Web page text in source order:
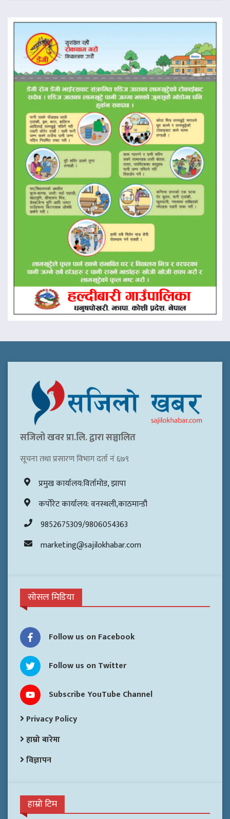
सजिलो खवर प्रा.लि. द्वारा सञ्चालित
सूचना तथा प्रसारण विभाग दर्ता नं ६७९
प्रमुख कार्यालय:विर्तामोड, झापा
कर्पोरेट कार्यालय: वनस्थली,काठमान्डौ
9852675309/9806054363
marketing@sajilokhabar.com
सोसल मिडिया
Follow us on Facebook
Follow us on Twitter
Subscribe YouTube Channel
Privacy Policy
हाम्रो बारेमा
विज्ञापन
हाम्रो टिम